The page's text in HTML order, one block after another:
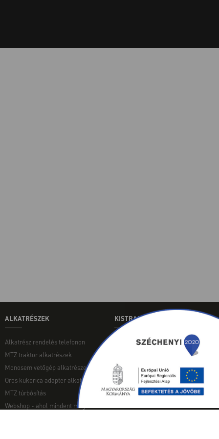
ALKATRÉSZEK
Alkatrész rendelés telefonon
MTZ traktor alkatrészek
Monosem vetőgép alkatrészek
Oros kukorica adapter alkatrészek
MTZ túrbósítás
Webshop - ahol mindent megtalálsz
KISTRAKTOROK
Aktuális használt japán
INGYENES TANULMÁNY
Kistraktor Alkatrész Webáruház